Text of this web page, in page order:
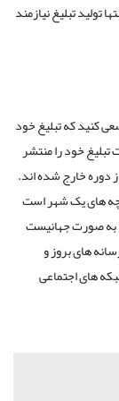
تولید تبلیغ نیازمند
کنید که تبلیغ خود
خود را منتشر
دوره خارج شده اند.
های یک شهر است
به صورت جهانیست
های بروز و
های اجتماعی